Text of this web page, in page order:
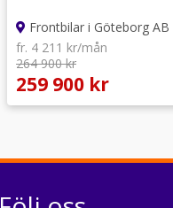
Frontbilar i Göteborg AB
fr. 4 211 kr/mån
264 900 kr
259 900 kr